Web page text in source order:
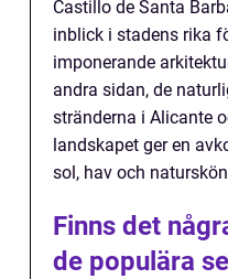
Castillo de Santa
inblick i stadens rika
imponerande
andra sidan, de
stränderna i Alicante
landskapet ger en
sol, hav och
Finns det
de populära